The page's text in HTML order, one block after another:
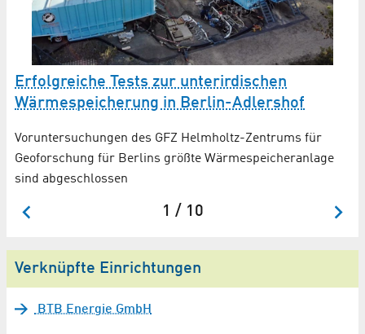
Erfolgreiche Tests zur unter­irdischen
Wärme­speicherung in Berlin-Adlershof
Voruntersuchungen des GFZ Helmholtz-Zentrums für
Geoforschung für Berlins größte Wärmespeicheranlage
sind abgeschlossen
1 / 10
Verknüpfte Einrichtungen
BTB Energie GmbH